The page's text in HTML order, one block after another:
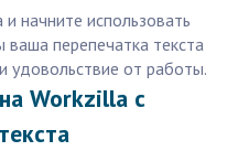
начните использовать
перепечатка текста
удовольствие от работы.
Workzilla с